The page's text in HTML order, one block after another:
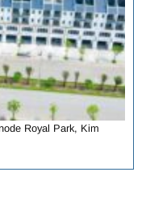
Royal Park, Kim